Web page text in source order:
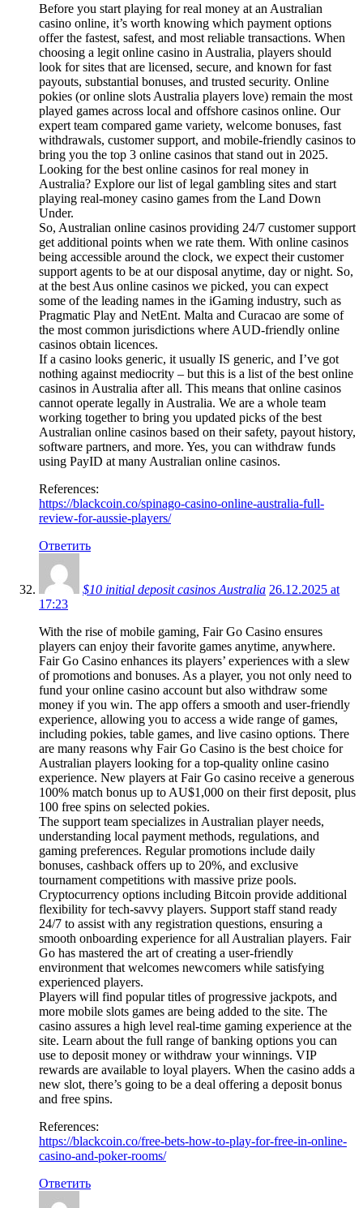
Before you start playing for real money at an Australian
casino online, it’s worth knowing which payment options
offer the fastest, safest, and most reliable transactions. When
choosing a legit online casino in Australia, players should
look for sites that are licensed, secure, and known for fast
payouts, substantial bonuses, and trusted security. Online
pokies (or online slots Australia players love) remain the most
played games across local and offshore casinos online. Our
expert team compared game variety, welcome bonuses, fast
withdrawals, customer support, and mobile-friendly casinos to
bring you the top 3 online casinos that stand out in 2025.
Looking for the best online casinos for real money in
Australia? Explore our list of legal gambling sites and start
playing real-money casino games from the Land Down
Under.
So, Australian online casinos providing 24/7 customer support
get additional points when we rate them. With online casinos
being accessible around the clock, we expect their customer
support agents to be at our disposal anytime, day or night. So,
at the best Aus online casinos we picked, you can expect
some of the leading names in the iGaming industry, such as
Pragmatic Play and NetEnt. Malta and Curacao are some of
the most common jurisdictions where AUD-friendly online
casinos obtain licences.
If a casino looks generic, it usually IS generic, and I’ve got
nothing against mediocrity – but this is a list of the best online
casinos in Australia after all. This means that online casinos
cannot operate legally in Australia. We are a whole team
working together to bring you updated picks of the best
Australian online casinos based on their safety, payout history,
software partners, and more. Yes, you can withdraw funds
using PayID at many Australian online casinos.
References:
https://blackcoin.co/spinago-casino-online-australia-full-
review-for-aussie-players/
Ответить
$10 initial deposit casinos Australia 26.12.2025 at
17:23
With the rise of mobile gaming, Fair Go Casino ensures
players can enjoy their favorite games anytime, anywhere.
Fair Go Casino enhances its players’ experiences with a slew
of promotions and bonuses. As a player, you not only need to
fund your online casino account but also withdraw some
money if you win. The app offers a smooth and user-friendly
experience, allowing you to access a wide range of games,
including pokies, table games, and live casino options. There
are many reasons why Fair Go Casino is the best choice for
Australian players looking for a top-quality online casino
experience. New players at Fair Go casino receive a generous
100% match bonus up to AU$1,000 on their first deposit, plus
100 free spins on selected pokies.
The support team specializes in Australian player needs,
understanding local payment methods, regulations, and
gaming preferences. Regular promotions include daily
bonuses, cashback offers up to 20%, and exclusive
tournament competitions with massive prize pools.
Cryptocurrency options including Bitcoin provide additional
flexibility for tech-savvy players. Support staff stand ready
24/7 to assist with any registration questions, ensuring a
smooth onboarding experience for all Australian players. Fair
Go has mastered the art of creating a user-friendly
environment that welcomes newcomers while satisfying
experienced players.
Players will find popular titles of progressive jackpots, and
more mobile slots games are being added to the site. The
casino assures a high level real-time gaming experience at the
site. Learn about the full range of banking options you can
use to deposit money or withdraw your winnings. VIP
rewards are available to loyal players. When the casino adds a
new slot, there’s going to be a deal offering a deposit bonus
and free spins.
References:
https://blackcoin.co/free-bets-how-to-play-for-free-in-online-
casino-and-poker-rooms/
Ответить